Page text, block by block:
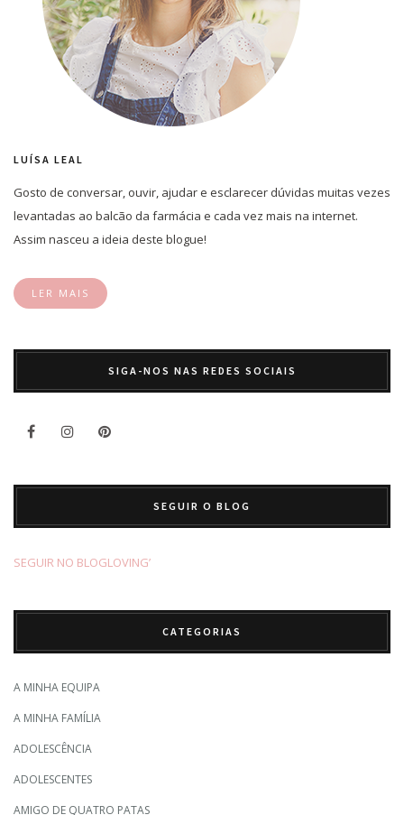
LUÍSA LEAL
Gosto de conversar, ouvir, ajudar e esclarecer dúvidas muitas vezes
levantadas ao balcão da farmácia e cada vez mais na internet.
Assim nasceu a ideia deste blogue!
LER MAIS
SIGA-NOS NAS REDES SOCIAIS
SEGUIR O BLOG
SEGUIR NO BLOGLOVING’
CATEGORIAS
A MINHA EQUIPA
A MINHA FAMÍLIA
ADOLESCÊNCIA
ADOLESCENTES
AMIGO DE QUATRO PATAS